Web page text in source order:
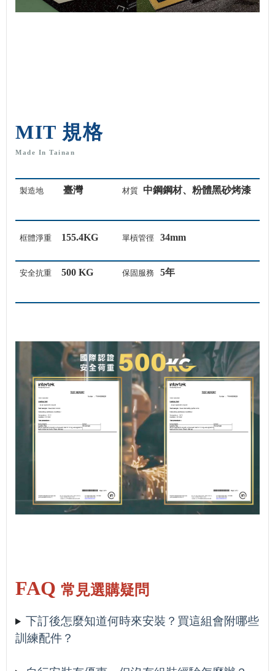
MIT 規格
Made In Tainan
製造地 臺灣 材質 中鋼鋼材、粉體黑砂烤漆
框體淨重 155.4KG 單槓管徑 34mm
安全抗重 500 KG 保固服務 5年
FAQ 常見選購疑問
下訂後怎麼知道何時來安裝？買這組會附哪些
訓練配件？